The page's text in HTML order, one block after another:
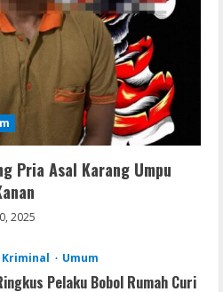
8, 2026
2026 BRRip UHD DDP5.1
Magnet
8, 2026
Click Cracked x86-x64 [no
Pria Asal Karang Umpu
2025
Umum
Pelaku Bobol Rumah Curi